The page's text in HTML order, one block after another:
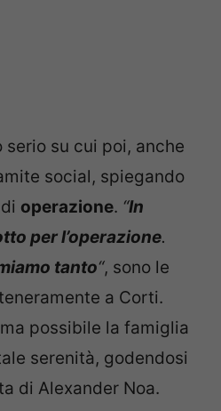
su cui poi, anche
social, spiegando
operazione. “In
per l’operazione.
tanto“, sono le
a Corti.
possibile la famiglia
serenità, godendosi
di Alexander Noa.